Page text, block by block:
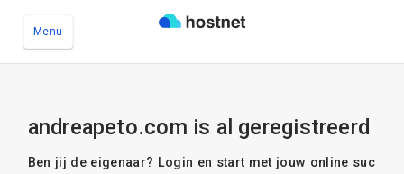
Menu
andreapeto.com is al geregistreerd
Ben jij de eigenaar? Login en start met jouw online suc